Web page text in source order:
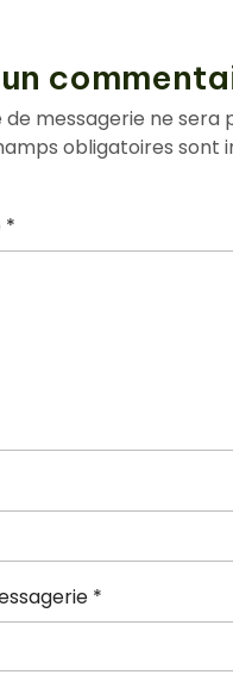
messagerie ne sera
obligatoires sont
*
*